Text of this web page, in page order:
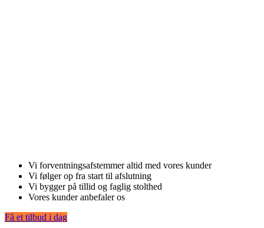
Vi forventningsafstemmer altid med vores kunder
Vi følger op fra start til afslutning
Vi bygger på tillid og faglig stolthed
Vores kunder anbefaler os
Få et tilbud i dag